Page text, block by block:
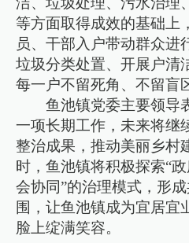
等方面取得成效的基础上
员、干部入户带动群众进
垃圾分类处置、开展户清
每一户不留死角、不留盲
鱼池镇党委主要领导
一项长期工作，未来将继
整治成果，推动美丽乡村
时，鱼池镇将积极探索“
会协同”的治理模式，形
围，让鱼池镇成为宜居宜
脸上绽满笑容。